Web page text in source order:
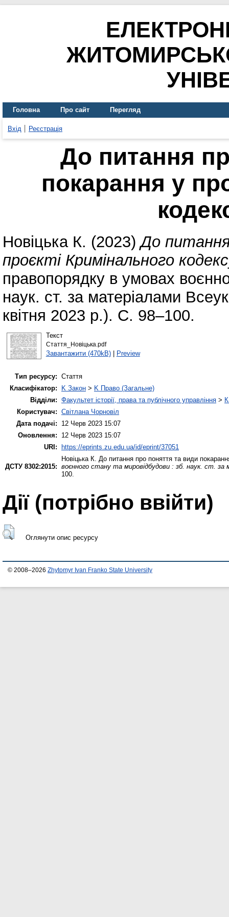
Головна Про сайт Перегляд
Вхід Реєстрація
До питання
покарання у
Новіцька К. (2023)До
проєкті Кримінального
правопорядку в умовах
наук. ст. за матеріалами
квітня 2023 р.). С. 98–100.
Текст
Стаття_Новіцька.pdf
Завантажити (470kB)| Preview
Тип ресурсу: Стаття
Класифікатор:
K Закон > K Право (Загальне)
Відділи: Факультет історії, права та публічного управління >
Користувач: Світлана Чорновіл
Дата подачі:
12 Черв 2023 15:07
Оновлення:
12 Черв 2023 15:07
URI:
https://eprints.zu.edu.ua/id/eprint/37051
ДСТУ 8302:2015:
Новіцька К. До питання про поняття та види
воєнного стану та мировідбудови : зб. наук. ст.
100.
Дії ​​(потрібно ввійти)
Оглянути опис ресурсу
© 2008–2026 Zhytomyr Ivan Franko State University